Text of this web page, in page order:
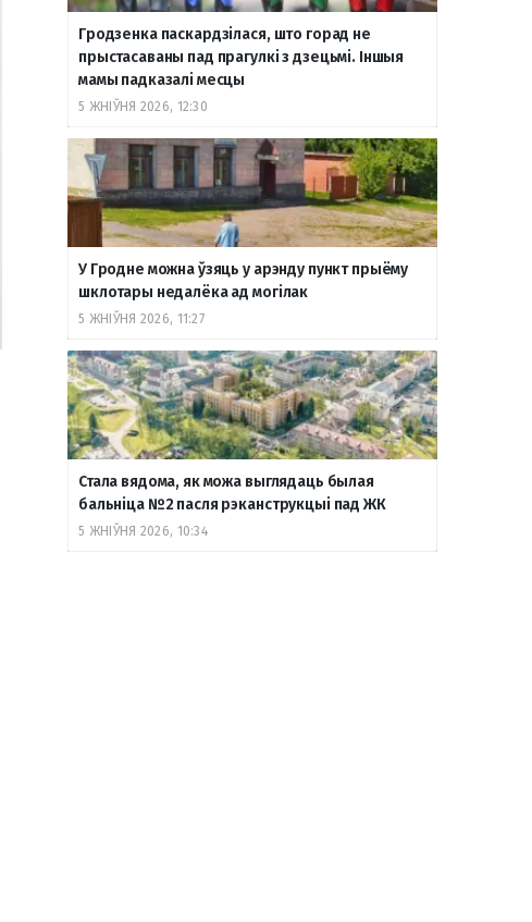
Гродзенка паскардзілася, што горад не
прыстасаваны пад прагулкі з дзецьмі. Іншыя
мамы падказалі месцы
5 ЖНІЎНЯ 2026, 12:30
У Гродне можна ўзяць у арэнду пункт прыёму
шклотары недалёка ад могілак
5 ЖНІЎНЯ 2026, 11:27
Стала вядома, як можа выглядаць былая
бальніца №2 пасля рэканструкцыі пад ЖК
5 ЖНІЎНЯ 2026, 10:34